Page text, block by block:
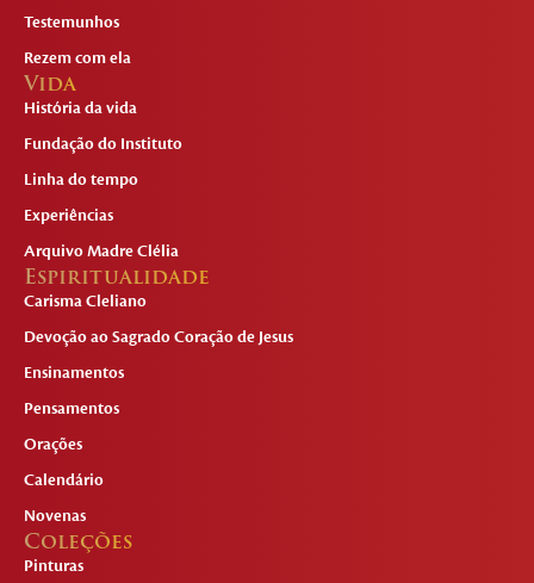
Testemunhos
Rezem com ela
Vida
História da vida
Fundação do Instituto
Linha do tempo
Experiências
Arquivo Madre Clélia
Espiritualidade
Carisma Cleliano
Devoção ao Sagrado Coração de Jesus
Ensinamentos
Pensamentos
Orações
Calendário
Novenas
Coleções
Pinturas